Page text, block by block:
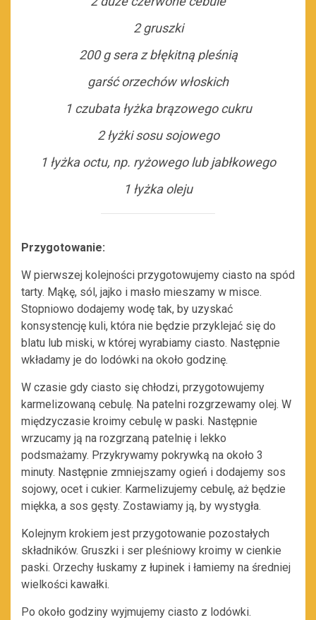
2 gruszki
200 g sera z błękitną pleśnią
garść orzechów włoskich
1 czubata łyżka brązowego cukru
2 łyżki sosu sojowego
1 łyżka octu, np. ryżowego lub jabłkowego
1 łyżka oleju
Przygotowanie:
W pierwszej kolejności przygotowujemy ciasto na spód
tarty. Mąkę, sól, jajko i masło mieszamy w misce.
Stopniowo dodajemy wodę tak, by uzyskać
konsystencję kuli, która nie będzie przyklejać się do
blatu lub miski, w której wyrabiamy ciasto. Następnie
wkładamy je do lodówki na około godzinę.
W czasie gdy ciasto się chłodzi, przygotowujemy
karmelizowaną cebulę. Na patelni rozgrzewamy olej. W
międzyczasie kroimy cebulę w paski. Następnie
wrzucamy ją na rozgrzaną patelnię i lekko
podsmażamy. Przykrywamy pokrywką na około 3
minuty. Następnie zmniejszamy ogień i dodajemy sos
sojowy, ocet i cukier. Karmelizujemy cebulę, aż będzie
miękka, a sos gęsty. Zostawiamy ją, by wystygła.
Kolejnym krokiem jest przygotowanie pozostałych
składników. Gruszki i ser pleśniowy kroimy w cienkie
paski. Orzechy łuskamy z łupinek i łamiemy na średniej
wielkości kawałki.
Po około godziny wyjmujemy ciasto z lodówki.